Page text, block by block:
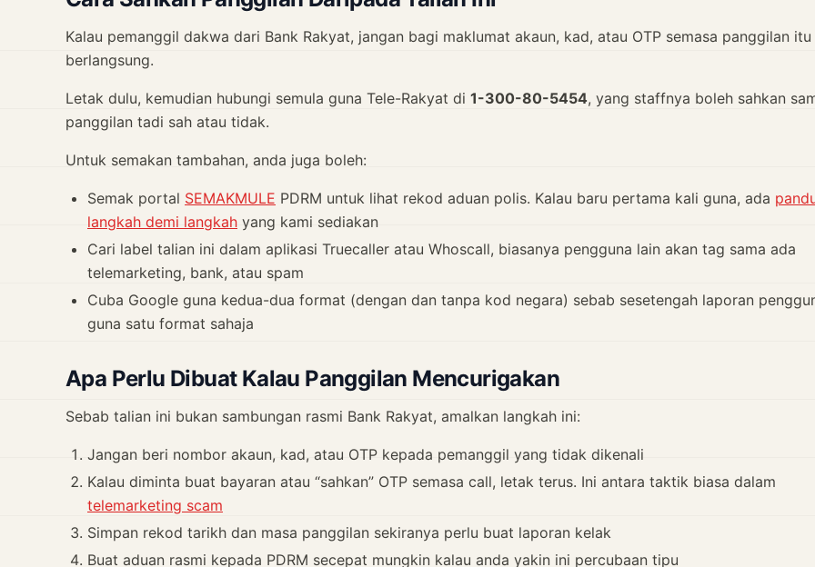
Kalau pemanggil dakwa dari Bank Rakyat, jangan bagi maklumat akaun, kad, atau OTP semasa panggilan itu
berlangsung.
Letak dulu, kemudian hubungi semula guna Tele-Rakyat di 1-300-80-5454, yang staffnya boleh sahkan
panggilan tadi sah atau tidak.
Untuk semakan tambahan, anda juga boleh:
Semak portal SEMAKMULE PDRM untuk lihat rekod aduan polis. Kalau baru pertama kali guna, ada
langkah demi langkah yang kami sediakan
Cari label talian ini dalam aplikasi Truecaller atau Whoscall, biasanya pengguna lain akan tag sama ada
telemarketing, bank, atau spam
Cuba Google guna kedua-dua format (dengan dan tanpa kod negara) sebab sesetengah laporan
guna satu format sahaja
Apa Perlu Dibuat Kalau Panggilan Mencurigakan
Sebab talian ini bukan sambungan rasmi Bank Rakyat, amalkan langkah ini:
Jangan beri nombor akaun, kad, atau OTP kepada pemanggil yang tidak dikenali
Kalau diminta buat bayaran atau “sahkan” OTP semasa call, letak terus. Ini antara taktik biasa dalam
telemarketing scam
Simpan rekod tarikh dan masa panggilan sekiranya perlu buat laporan kelak
Buat aduan rasmi kepada PDRM secepat mungkin kalau anda yakin ini percubaan tipu